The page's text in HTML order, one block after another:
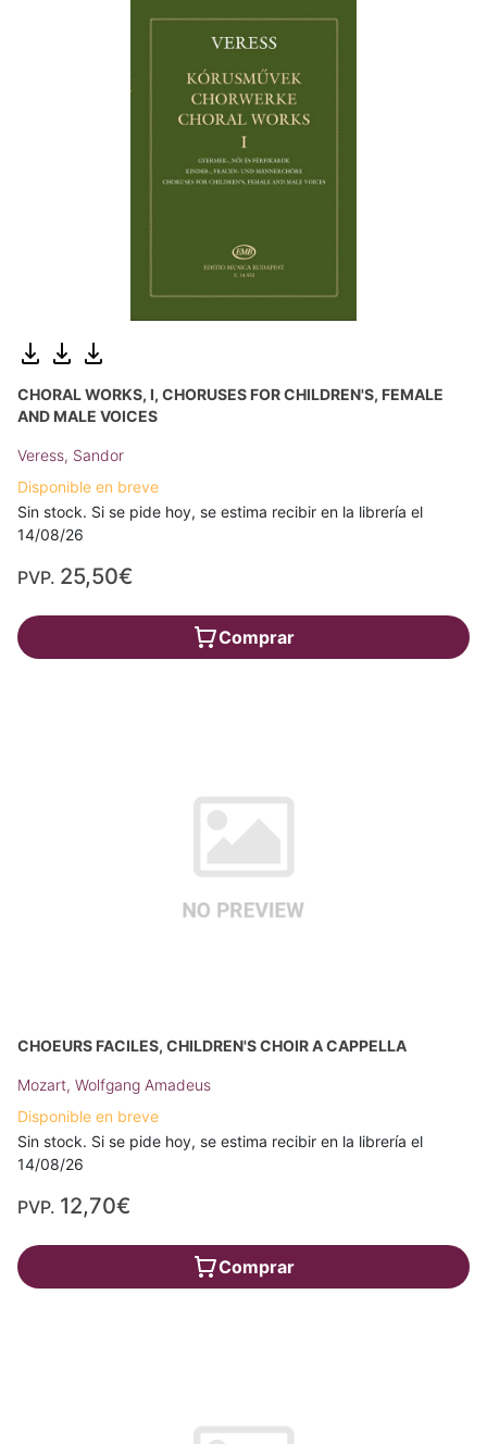
CHORAL WORKS, I, CHORUSES FOR CHILDREN'S, FEMALE
AND MALE VOICES
Veress, Sandor
Disponible en breve
Sin stock. Si se pide hoy, se estima recibir en la librería el
14/08/26
PVP. 25,50€
Comprar
CHOEURS FACILES, CHILDREN'S CHOIR A CAPPELLA
Mozart, Wolfgang Amadeus
Disponible en breve
Sin stock. Si se pide hoy, se estima recibir en la librería el
14/08/26
PVP. 12,70€
Comprar